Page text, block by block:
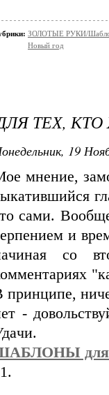
ЗОЛОТЫЕ РУКИ/
Новый год
ТЕХ,
19
мнение,
сaми.
и
со
принципе,
-
для